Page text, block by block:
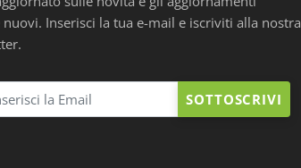
nuovi. Inserisci la tua e-mail e iscriviti alla nostra
SOTTOSCRIVI